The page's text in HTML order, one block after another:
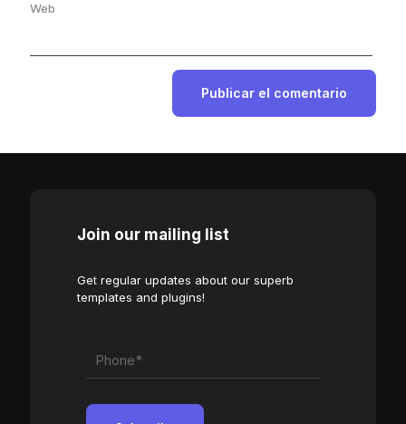
Web
Join our mailing list
Get regular updates about our superb
templates and plugins!